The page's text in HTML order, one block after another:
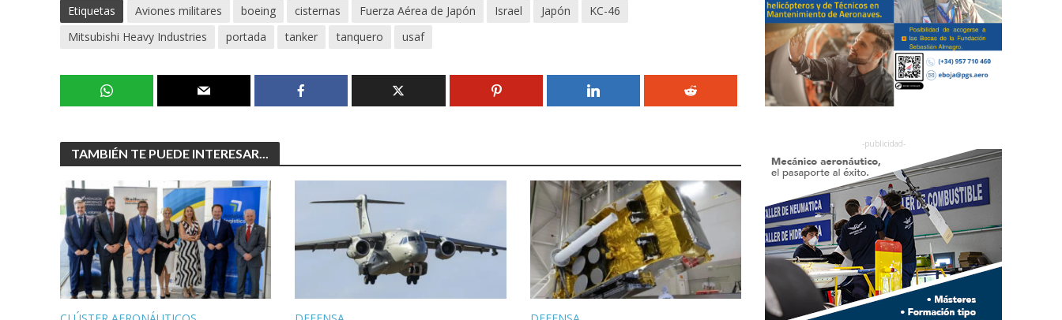
Etiquetas Aviones militares boeing cisternas Fuerza Aérea de Japón Israel Japón
KC-46
Mitsubishi Heavy Industries
portada tanker tanquero usaf
TAMBIÉN TE PUEDE INTERESAR...